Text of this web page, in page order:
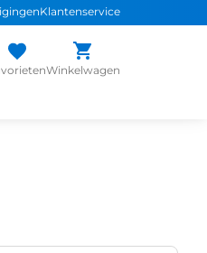
Klantenservice
Winkelwagen